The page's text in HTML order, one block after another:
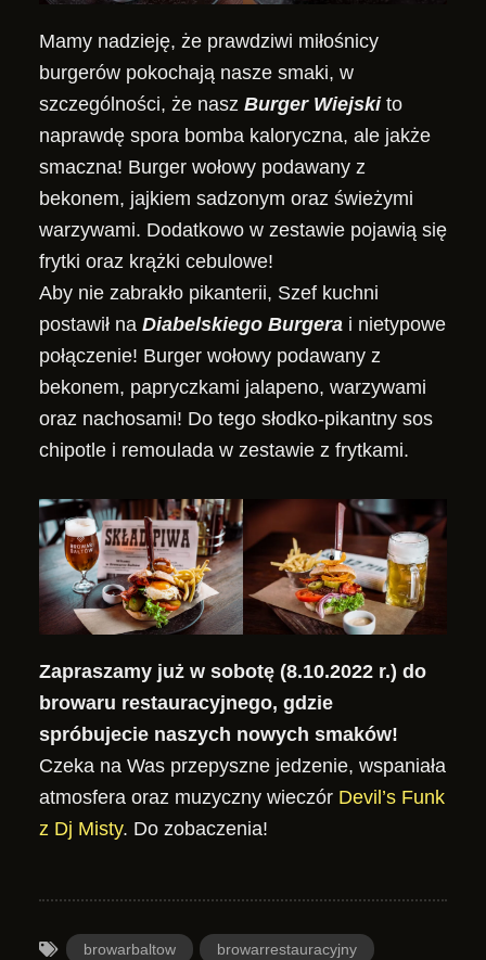
Mamy nadzieję, że prawdziwi miłośnicy
burgerów pokochają nasze smaki, w
szczególności, że nasz Burger Wiejskito
naprawdę spora bomba kaloryczna, ale jakże
smaczna! Burger wołowy podawany z
bekonem, jajkiem sadzonym oraz świeżymi
warzywami. Dodatkowo w zestawie pojawią się
frytki oraz krążki cebulowe!
Aby nie zabrakło pikanterii, Szef kuchni
postawił na Diabelskiego Burgerai nietypowe
połączenie! Burger wołowy podawany z
bekonem, papryczkami jalapeno, warzywami
oraz nachosami! Do tego słodko-pikantny sos
chipotle i remoulada w zestawie z frytkami.
Zapraszamy już w sobotę (8.10.2022 r.) do
browaru restauracyjnego, gdzie
spróbujecie naszych nowych smaków!
Czeka na Was przepyszne jedzenie, wspaniała
atmosfera oraz muzyczny wieczór Devil’s Funk
z Dj Misty. Do zobaczenia!
browarbaltow browarrestauracyjny